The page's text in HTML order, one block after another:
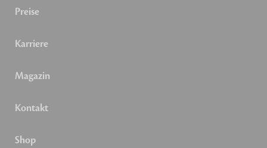
Preise
Karriere
Magazin
Kontakt
Shop